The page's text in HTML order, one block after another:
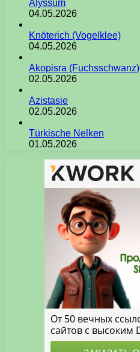
Alyssum
04.05.2026
Knöterich (Vogelklee)
04.05.2026
Akopisra (Fuchsschwanz)
02.05.2026
Azistasie
02.05.2026
Türkische Nelken
01.05.2026